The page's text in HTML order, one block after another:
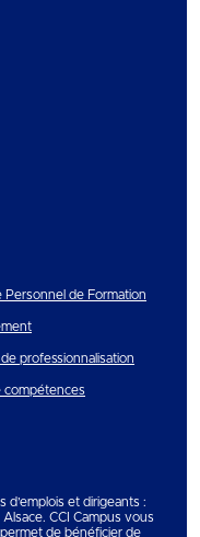
Personnel de Formation
professionnalisation
compétences
d’emplois et dirigeants :
CCI Campus vous
de bénéficier de